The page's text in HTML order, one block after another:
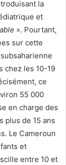
la
et
». Pourtant,
sur cette
chez les 10-19
ce
55 000
en charge des
plus de 15 ans
Le Cameroun
et
entre 10 et